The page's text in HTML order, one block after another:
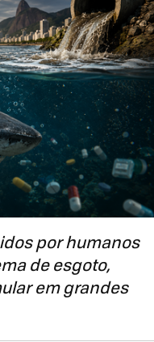
por humanos
de esgoto,
em grandes